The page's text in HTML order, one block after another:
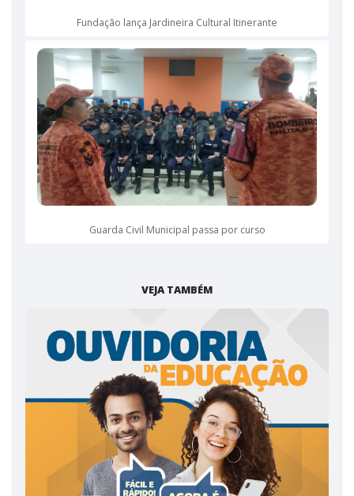
Fundação lança Jardineira Cultural Itinerante
Guarda Civil Municipal passa por curso
VEJA TAMBÉM